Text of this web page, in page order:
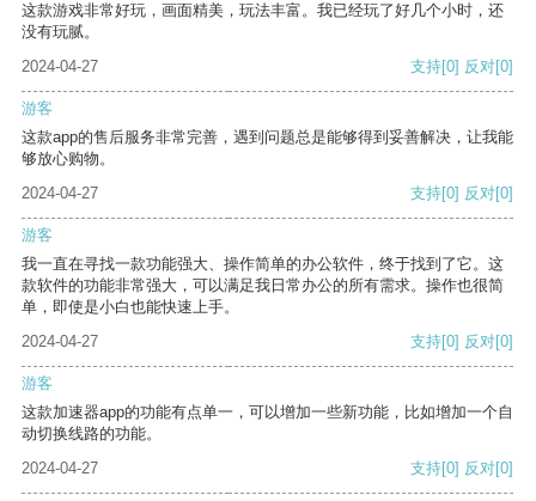
这款游戏非常好玩，画面精美，玩法丰富。我已经玩了好几个小时，还
没有玩腻。
2024-04-27
支持[0] 反对[0]
游客
这款app的售后服务非常完善，遇到问题总是能够得到妥善解决，让我能
够放心购物。
2024-04-27
支持[0] 反对[0]
游客
我一直在寻找一款功能强大、操作简单的办公软件，终于找到了它。这
款软件的功能非常强大，可以满足我日常办公的所有需求。操作也很简
单，即使是小白也能快速上手。
2024-04-27
支持[0] 反对[0]
游客
这款加速器app的功能有点单一，可以增加一些新功能，比如增加一个自
动切换线路的功能。
2024-04-27
支持[0] 反对[0]